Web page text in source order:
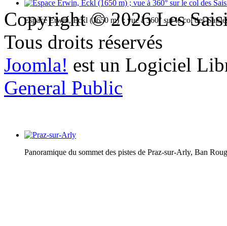
Espace Erwin, Eckl (1650 m) ; vue à 360° sur le col des
Panoramique du sommet des pistes de Praz-sur-Arly, Ban
Copyright © 2026 Les
Tous droits réservés
Joomla! est un Logiciel
General Public